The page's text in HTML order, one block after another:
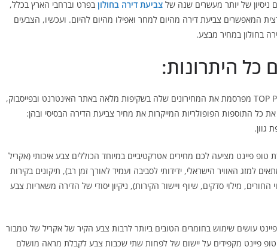
ניסיון של יותר מעשרים שנה של צביעת דירה בחולון בפרט וברחבי הארץ בכלל,
המאפשרים צביעת דירה מהיום למחר ואפילו מהיום להיום. ועכשיו, הצבעים
כל היתרונות:
– חברת TOP PAINT מפרסמת את המחירונים שלה בשקיפות מלאה באתר האינטרנט ובפייסבוק,
כל התוספות הפופולריות המייקרות את מחיר צביעת הדירה הבסיסי ובהן:
גוון.
טופ פיינט מציעה לכם מחירים אטרקטיביים במיוחד הכוללים צבע איכותי (אקריל
למזג האוויר הישראלי, ידידותי לסביבה ועמיד לאורך זמן רב), תיקונים בקירות
מילוי סדקים, שיוף ויישור הקירות), ניקיון יסודי של הדירה משאריות צבע
עושים שימוש בחומרים הטובים ביותר לרבות צבע הקיר של אקריל של טמבור
פיינט מקפידים על יישום של לפחות שתי שכבות צבע לקבלת מראה מושלם